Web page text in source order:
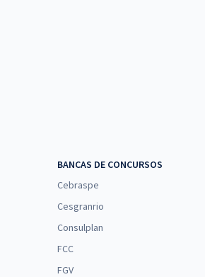
BANCAS DE CONCURSOS
Cebraspe
Cesgranrio
Consulplan
FCC
FGV